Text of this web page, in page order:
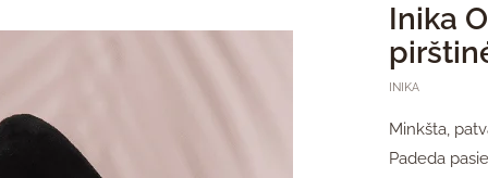
Inika
INIKA
Minkšta,
Padeda